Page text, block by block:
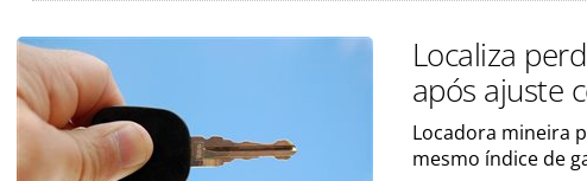
Localiza
após ajuste
Locadora mineira
mesmo índice de